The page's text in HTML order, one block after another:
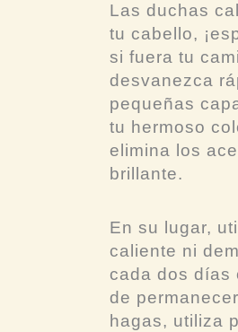
Las duchas
tu cabello,
si fuera tu
desvanezca
pequeñas
tu hermoso
elimina los
brillante.
En su lugar,
caliente ni
cada dos días
de
hagas, utiliza